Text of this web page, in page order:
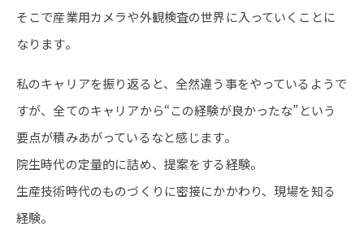
そこで産業用カメラや外観検査の世界に入っていくことに
なります。
私のキャリアを振り返ると、全然違う事をやっているようで
すが、全てのキャリアから“この経験が良かったな”という
要点が積みあがっているなと感じます。
院生時代の定量的に詰め、提案をする経験。
生産技術時代のものづくりに密接にかかわり、現場を知る
経験。